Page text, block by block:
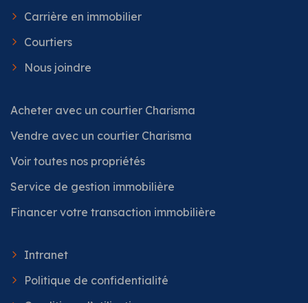
Carrière en immobilier
Courtiers
Nous joindre
Acheter avec un courtier Charisma
Vendre avec un courtier Charisma
Voir toutes nos propriétés
Service de gestion immobilière
Financer votre transaction immobilière
Intranet
Politique de confidentialité